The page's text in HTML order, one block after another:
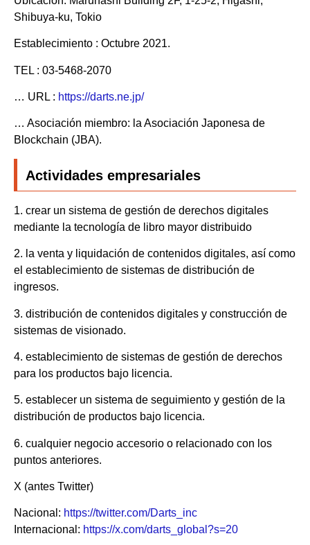
Shibuya-ku, Tokio
Establecimiento : Octubre 2021.
TEL : 03-5468-2070
… URL : https://darts.ne.jp/
… Asociación miembro: la Asociación Japonesa de
Blockchain (JBA).
Actividades empresariales
1. crear un sistema de gestión de derechos digitales
mediante la tecnología de libro mayor distribuido
2. la venta y liquidación de contenidos digitales, así como
el establecimiento de sistemas de distribución de
ingresos.
3. distribución de contenidos digitales y construcción de
sistemas de visionado.
4. establecimiento de sistemas de gestión de derechos
para los productos bajo licencia.
5. establecer un sistema de seguimiento y gestión de la
distribución de productos bajo licencia.
6. cualquier negocio accesorio o relacionado con los
puntos anteriores.
X (antes Twitter)
Nacional: https://twitter.com/Darts_inc
Internacional: https://x.com/darts_global?s=20